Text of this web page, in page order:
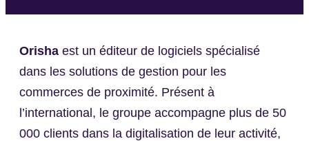
Orisha est un éditeur de logiciels spécialisé
dans les solutions de gestion pour les
commerces de proximité. Présent à
l’international, le groupe accompagne plus de 50
000 clients dans la digitalisation de leur activité,